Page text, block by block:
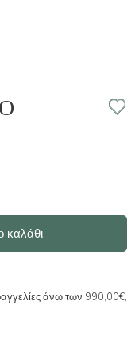
καλάθι
άνω των 990,00€,